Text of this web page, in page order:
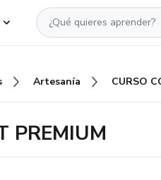
Artesanía
PREMIUM